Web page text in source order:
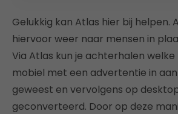
Gelukkig kan Atlas hier bij helpen.
hiervoor weer naar mensen in
Via Atlas kun je achterhalen
mobiel met een advertentie in
geweest en vervolgens op
geconverteerd. Door op deze